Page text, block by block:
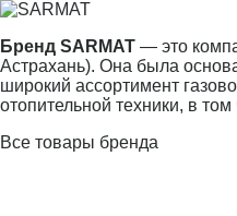
Бренд SARMAT — это
Астрахань). Она была
широкий ассортимент
отопительной техники, в
Все товары бренда